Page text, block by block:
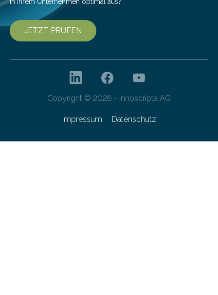
in Ihrem Unternehmen optimal aus?
JETZT PRÜFEN
Copyright © 2026 - innoscripta AG
Impressum Datenschutz